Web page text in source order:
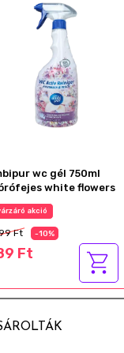
wc gél 750ml
white flowers
akció
Ft -10%
Ft